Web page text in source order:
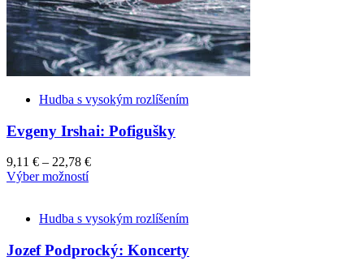
Hudba s vysokým rozlíšením
Evgeny Irshai: Pofigušky
9,11 € – 22,78 €
Výber možnostíThis
multiple
The
Hudba s vysokým rozlíšením
Jozef Podprocký: Koncerty